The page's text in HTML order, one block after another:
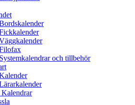
Systemkalendrar och tillbehör